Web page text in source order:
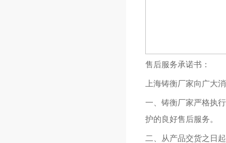
售后服务承诺书：
上海铸衡厂家向广大
一、铸衡厂家严格执
护的良好售后服务。
二、从产品交货之日